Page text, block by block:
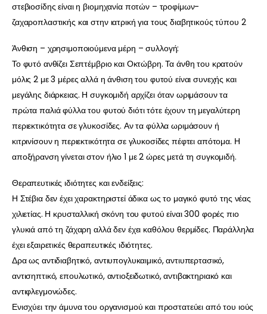
στεβιοσίδης είναι η βιομηχανία ποτών – τροφίμων-
ζαχαροπλαστικής και στην ιατρική για τους διαβητικούς τύπου 2
Άνθιση – χρησιμοποιούμενα μέρη – συλλογή:
Το φυτό ανθίζει Σεπτέμβριο και Οκτώβρη. Τα άνθη του κρατούν
μόλις 2 με 3 μέρες αλλά η άνθιση του φυτού είναι συνεχής και
μεγάλης διάρκειας. Η συγκομιδή αρχίζει όταν ωριμάσουν τα
πρώτα παλιά φύλλα του φυτού διότι τότε έχουν τη μεγαλύτερη
περιεκτικότητα σε γλυκοσίδες. Αν τα φύλλα ωριμάσουν ή
κιτρινίσουν η περιεκτικότητα σε γλυκοσίδες πέφτει απότομα. Η
αποξήρανση γίνεται στον ήλιο 1 με 2 ώρες μετά τη συγκομιδή.
Θεραπευτικές ιδιότητες και ενδείξεις:
Η Στέβια δεν έχει χαρακτηριστεί άδικα ως το μαγικό φυτό της νέας
χιλιετίας. Η κρυσταλλική σκόνη του φυτού είναι 300 φορές πιο
γλυκιά από τη ζάχαρη αλλά δεν έχει καθόλου θερμίδες. Παράλληλα
έχει εξαιρετικές θεραπευτικές ιδιότητες.
Δρα ως αντιδιαβητικό, αντιυπογλυκαιμικό, αντιυπερτασικό,
αντισηπτικό, επουλωτικό, αντιοξειδωτικό, αντιβακτηριακό και
αντιφλεγμονώδες.
Ενισχύει την άμυνα του οργανισμού και προστατεύει από του ιούς